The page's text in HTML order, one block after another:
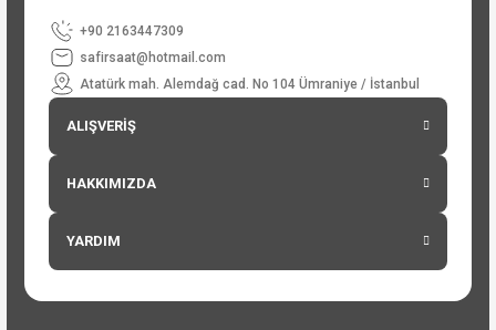
+90 2163447309
safirsaat@hotmail.com
Atatürk mah. Alemdağ cad. No 104 Ümraniye / İstanbul
ALIŞVERİŞ
HAKKIMIZDA
YARDIM